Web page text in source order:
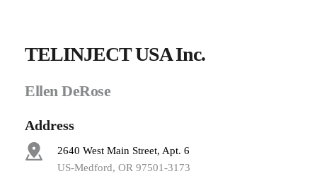
TELINJECT USA Inc.
Ellen DeRose
Address
2640 West Main Street, Apt. 6
US-Medford, OR 97501-3173